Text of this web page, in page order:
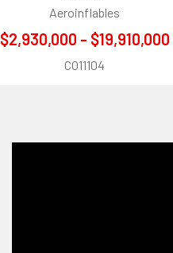
Aeroinflables
$2,930,000 - $19,910,000
CO11104